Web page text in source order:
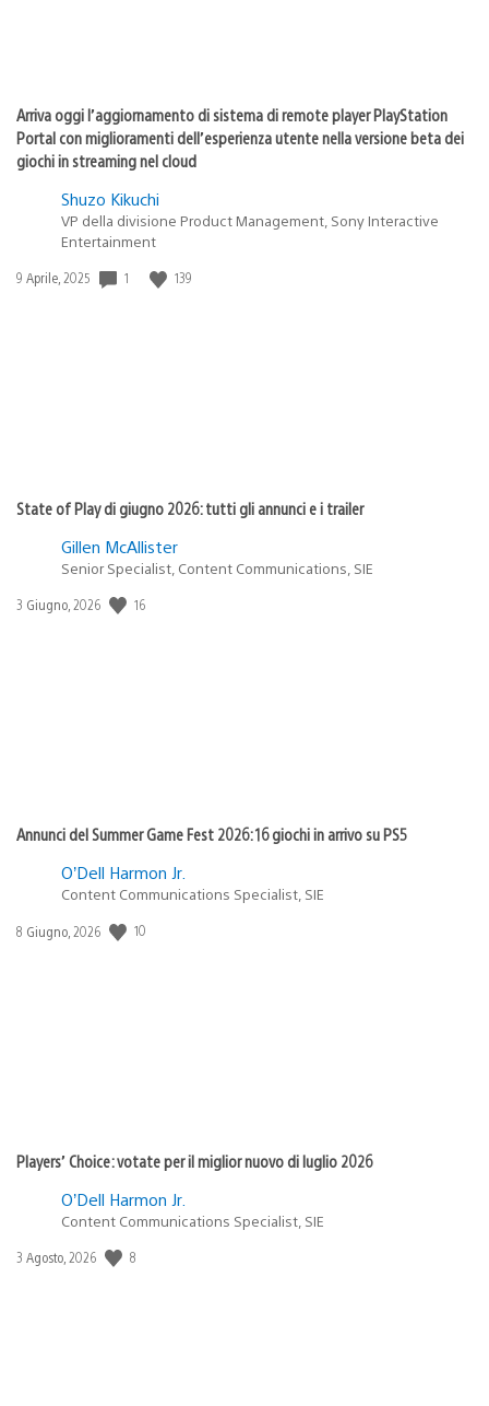
Arriva oggi l’aggiornamento di sistema di remote player PlayStation
Portal con miglioramenti dell’esperienza utente nella versione beta dei
giochi in streaming nel cloud
Shuzo Kikuchi
VP della divisione Product Management, Sony Interactive
Entertainment
Data
9 Aprile, 2025 1 139
State of Play di giugno 2026: tutti gli annunci e i trailer
Gillen McAllister
Senior Specialist, Content Communications, SIE
Data
3 Giugno, 2026 16
Annunci del Summer Game Fest 2026: 16 giochi in arrivo su PS5
O’Dell Harmon Jr.
Content Communications Specialist, SIE
Data
8 Giugno, 2026 10
Players’ Choice: votate per il miglior nuovo di luglio 2026
O’Dell Harmon Jr.
Content Communications Specialist, SIE
Data
3 Agosto, 2026 8